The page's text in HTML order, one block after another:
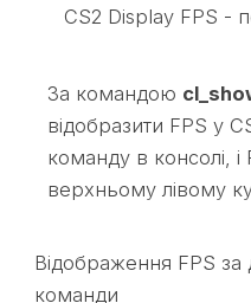
CS2 Display FPS -
За командою
відобразити FPS у
команду в консолі, і
верхньому лівому
Відображення FPS
команди